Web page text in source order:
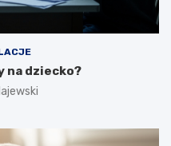
na dziecko?